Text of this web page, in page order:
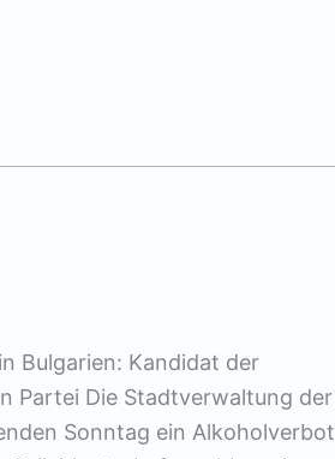
Bulgarien: Kandidat der
Partei Die Stadtverwaltung der
Sonntag ein Alkoholverbot